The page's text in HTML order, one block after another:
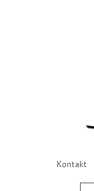
Kontakt